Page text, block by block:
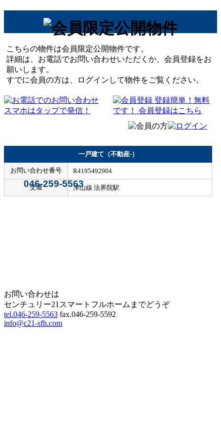
こちらの物件は会員限定公開物件です。
詳細は、お電話でお問い合わせいただくか、会員登録をお
願いします。
すでに会員の方は、ログインして物件をご覧ください。
046-259-5563
一戸建て（不動産-）
お問い合わせ番号 R4195492904
交通 津山線 法界院駅
お問い合わせは
センチュリー21スマートフルホームまでどうぞ
tel.046-259-5563 fax.046-259-5592
info@c21-sfh.com